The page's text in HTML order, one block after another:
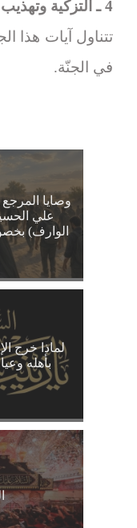
4 ـ التزكية وتهذيب النفس:
تتناول آيات هذا
في الجنّة.
وصايا
علي
الوارف)
لماذا خرج
بأهله